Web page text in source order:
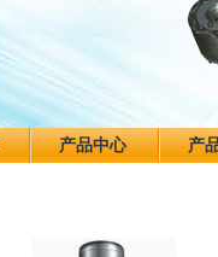
产品中心 产